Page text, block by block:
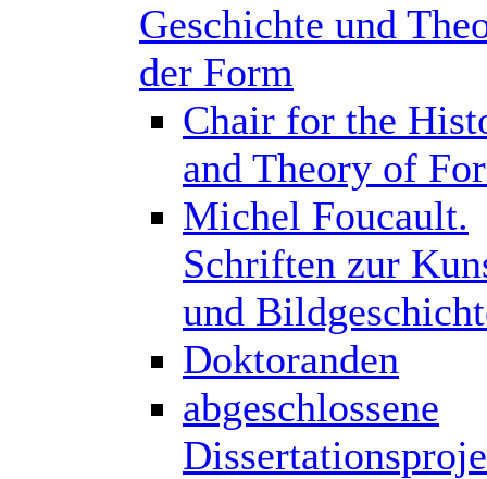
Geschichte und
der Form
Chair for the
and Theory of
Michel Foucault.
Schriften zur
und
Doktoranden
abgeschlossene